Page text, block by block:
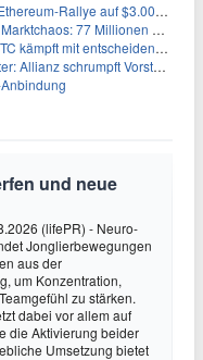
nach entscheidendem On-Chain-Ausbruch
Pfund Gewinn im ersten Halbjahr
Hürde, während sich ein Liquidationscluster aufbaut
Vorstand auf 8 Köpfe – das steckt dahinter
und neue
(lifePR) - Neuro-
Jonglierbewegungen
aus der
um Konzentration,
zu stärken.
dabei vor allem auf
die Aktivierung beider
Umsetzung bietet